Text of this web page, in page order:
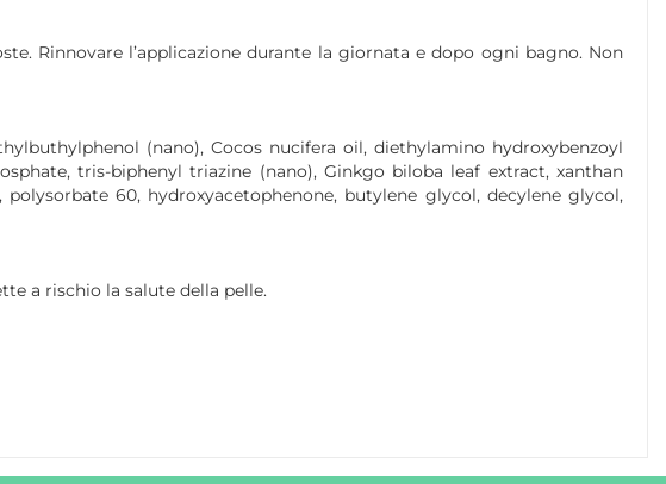
Rinnovare l’applicazione durante la giornata e dopo ogni bagno. Non
(nano), Cocos nucifera oil, diethylamino hydroxybenzoyl
tris-biphenyl triazine (nano), Ginkgo biloba leaf extract, xanthan
60, hydroxyacetophenone, butylene glycol, decylene glycol,
a rischio la salute della pelle.